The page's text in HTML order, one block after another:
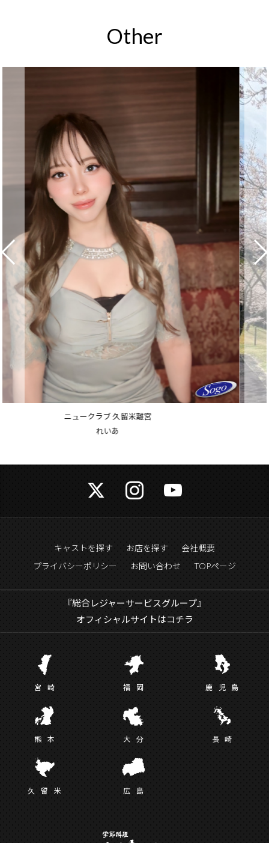
Other
ニュークラブ 久留米離宮
キャストを探す お店を探す
会社概要
プライバシーポリシー
お問い合わせ TOPページ
『総合レジャーサービスグループ』
オフィシャルサイトはコチラ
宮 崎 福 岡 鹿児 島
熊 本 大 分 長崎
久留 米 広 島